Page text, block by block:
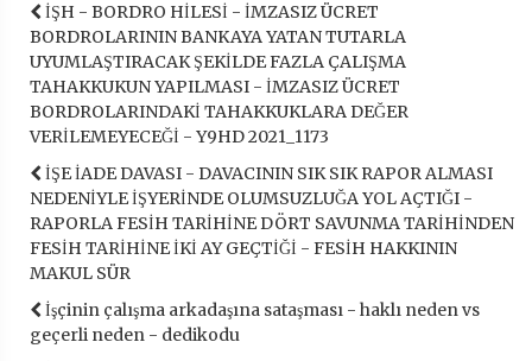
İŞH - BORDRO HİLESİ - İMZASIZ ÜCRET
BORDROLARININ BANKAYA YATAN TUTARLA
UYUMLAŞTIRACAK ŞEKİLDE FAZLA ÇALIŞMA
TAHAKKUKUN YAPILMASI - İMZASIZ ÜCRET
BORDROLARINDAKİ TAHAKKUKLARA DEĞER
VERİLEMEYECEĞİ - Y9HD 2021_1173
İŞE İADE DAVASI - DAVACININ SIK SIK RAPOR ALMASI
NEDENİYLE İŞYERİNDE OLUMSUZLUĞA YOL AÇTIĞI -
RAPORLA FESİH TARİHİNE DÖRT SAVUNMA TARİHİNDEN
FESİH TARİHİNE İKİ AY GEÇTİĞİ - FESİH HAKKININ
MAKUL SÜR
İşçinin çalışma arkadaşına sataşması - haklı neden vs
geçerli neden - dedikodu